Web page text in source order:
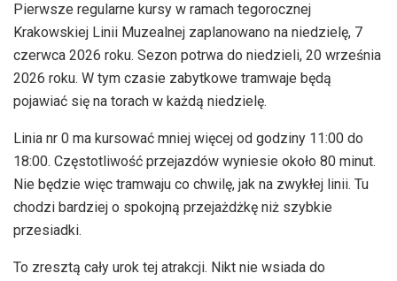
Pierwsze regularne kursy w ramach tegorocznej
Krakowskiej Linii Muzealnej zaplanowano na niedzielę, 7
czerwca 2026 roku. Sezon potrwa do niedzieli, 20 września
2026 roku. W tym czasie zabytkowe tramwaje będą
pojawiać się na torach w każdą niedzielę.
Linia nr 0 ma kursować mniej więcej od godziny 11:00 do
18:00. Częstotliwość przejazdów wyniesie około 80 minut.
Nie będzie więc tramwaju co chwilę, jak na zwykłej linii. Tu
chodzi bardziej o spokojną przejażdżkę niż szybkie
przesiadki.
To zresztą cały urok tej atrakcji. Nikt nie wsiada do